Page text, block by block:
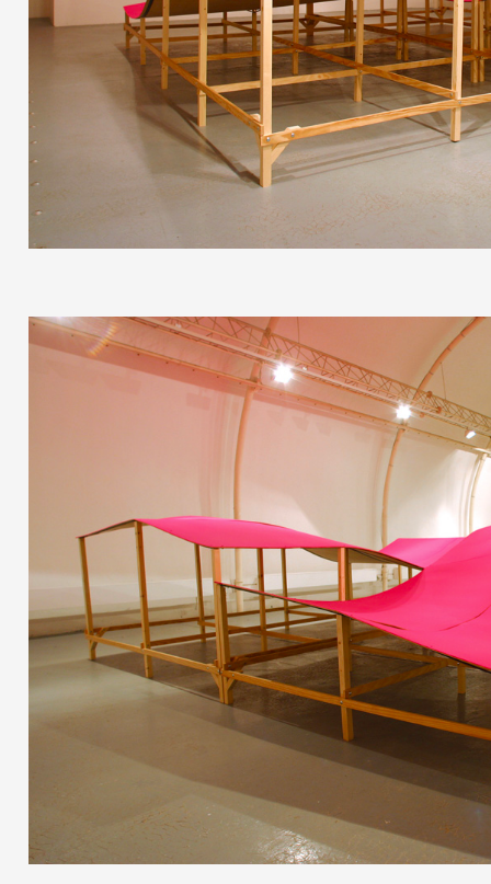
1% œuvres dans
public
Réseau
Artistes
De A à Z
Année par année
Collection vidéos
Candidater
Contact